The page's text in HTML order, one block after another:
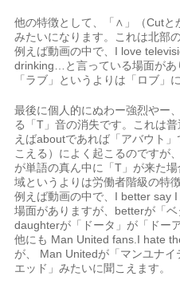
他の特徴として、「∧」（Cutと
みたいになります。これは北部
例えば動画の中で、I love
drinking…と言っている場面があ
「ラブ」というよりは「ロブ」
最後に個人的にぬわー強烈やー
る「T」音の消失です。これは
えばaboutであれば「アバウト
こえる）によく起こるのですが
が単語の真ん中に「T」が来た
域というよりは労働者階級の特徴
例えば動画の中で、I better say
場面がありますが、betterが「ベ
daughterが「ドータ」が「ドー
他にも Man United fans.I hate
が、 Man Unitedが「マンユナ
エッド」みたいに聞こえます。